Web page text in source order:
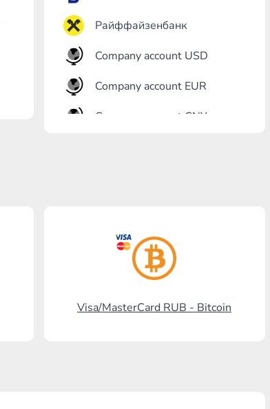
Райффайзенбанк
Company account USD
Company account EUR
Company account CNY
Промсвязбанк
Руски стандарт
Visa/MasterCard RUB - Bitcoin